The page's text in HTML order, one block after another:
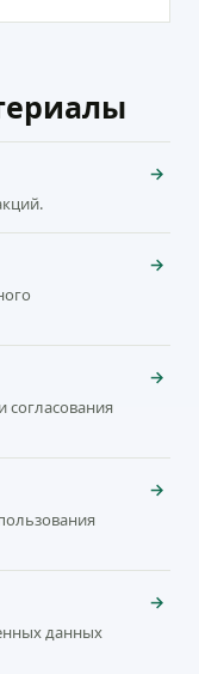
→
→
согласования
→
→
данных
→